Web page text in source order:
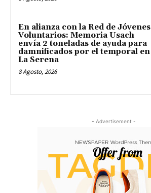
En alianza con la Red de Jóvenes
Voluntarios: Memoria Usach
envía 2 toneladas de ayuda para
damnificados por el temporal en
La Serena
8 Agosto, 2026
- Advertisement -